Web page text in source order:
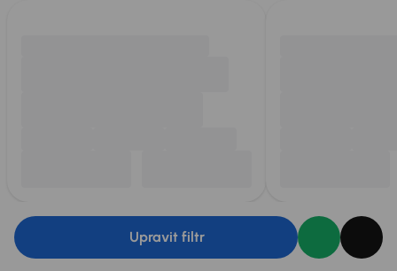
Upravit filtr